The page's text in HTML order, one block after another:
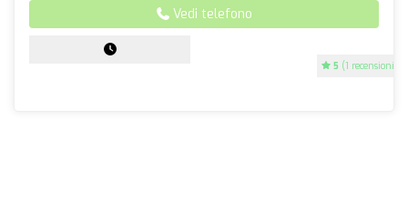
5 (1 recensioni)
Vedi telefono